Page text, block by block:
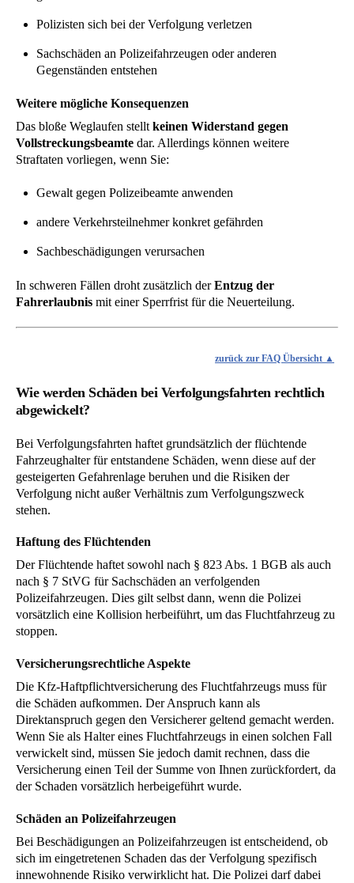
Polizisten sich bei der Verfolgung verletzen
Sachschäden an Polizeifahrzeugen oder anderen
Gegenständen entstehen
Weitere mögliche Konsequenzen
Das bloße Weglaufen stellt keinen Widerstand gegen
Vollstreckungsbeamte dar. Allerdings können weitere
Straftaten vorliegen, wenn Sie:
Gewalt gegen Polizeibeamte anwenden
andere Verkehrsteilnehmer konkret gefährden
Sachbeschädigungen verursachen
In schweren Fällen droht zusätzlich derEntzug der
Fahrerlaubnis mit einer Sperrfrist für die Neuerteilung.
zurück zur FAQ Übersicht
Wie werden Schäden bei Verfolgungsfahrten rechtlich
abgewickelt?
Bei Verfolgungsfahrten haftet grundsätzlich der flüchtende
Fahrzeughalter für entstandene Schäden, wenn diese auf der
gesteigerten Gefahrenlage beruhen und die Risiken der
Verfolgung nicht außer Verhältnis zum Verfolgungszweck
stehen.
Haftung des Flüchtenden
Der Flüchtende haftet sowohl nach § 823 Abs. 1 BGB als auch
nach § 7 StVG für Sachschäden an verfolgenden
Polizeifahrzeugen. Dies gilt selbst dann, wenn die Polizei
vorsätzlich eine Kollision herbeiführt, um das Fluchtfahrzeug zu
stoppen.
Versicherungsrechtliche Aspekte
Die Kfz-Haftpflichtversicherung des Fluchtfahrzeugs muss für
die Schäden aufkommen. Der Anspruch kann als
Direktanspruch gegen den Versicherer geltend gemacht werden.
Wenn Sie als Halter eines Fluchtfahrzeugs in einen solchen Fall
verwickelt sind, müssen Sie jedoch damit rechnen, dass die
Versicherung einen Teil der Summe von Ihnen zurückfordert, da
der Schaden vorsätzlich herbeigeführt wurde.
Schäden an Polizeifahrzeugen
Bei Beschädigungen an Polizeifahrzeugen ist entscheidend, ob
sich im eingetretenen Schaden das der Verfolgung spezifisch
innewohnende Risiko verwirklicht hat. Die Polizei darf dabei